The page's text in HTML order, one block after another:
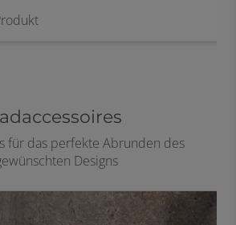
für das perfekte Abrunden des
Designs